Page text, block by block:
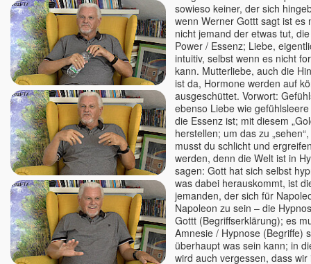
John David
John de Ruiter
Jürgen Hummes - die
Spirebos
Kareem & Pratibha
Karim
Karin Gerlach - Mayakarina
Karl Renz
Kevin
Kerstin Landwehr
Lena Giger
Lino Heimild
Lisa Cairns
Ludmilla und Roland
Mada Dalian
Madhukar
sowieso keiner, der sich
wenn Werner Gottt sagt ist es
nicht jemand der etwas tut,
Power / Essenz; Liebe,
intuitiv, selbst wenn es nicht
kann. Mutterliebe, auch die
ist da, Hormone werden auf
ausgeschüttet. Vorwort:
ebenso Liebe wie
die Essenz ist; mit diesem
herstellen; um das zu
musst du schlicht und
werden, denn die Welt ist in
sagen: Gott hat sich selbst
was dabei herauskommt, ist
jemanden, der sich für
Napoleon zu sein – die
Gottt (Begriffserklärung); es
Amnesie / Hypnose (Begriffe)
überhaupt was sein kann; in
wird auch vergessen, dass